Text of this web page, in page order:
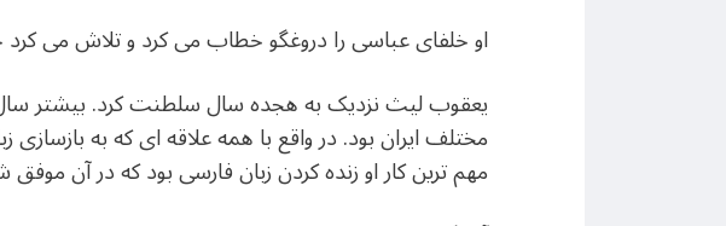
او خلفای عباسی را دروغگو خطاب می کرد و تلاش می کرد
یعقوب لیث نزدیک به هجده سال سلطنت کرد. بیشتر
مختلف ایران بود. در واقع با همه علاقه ای که به
مهم ترین کار او زنده کردن زبان فارسی بود که در آن